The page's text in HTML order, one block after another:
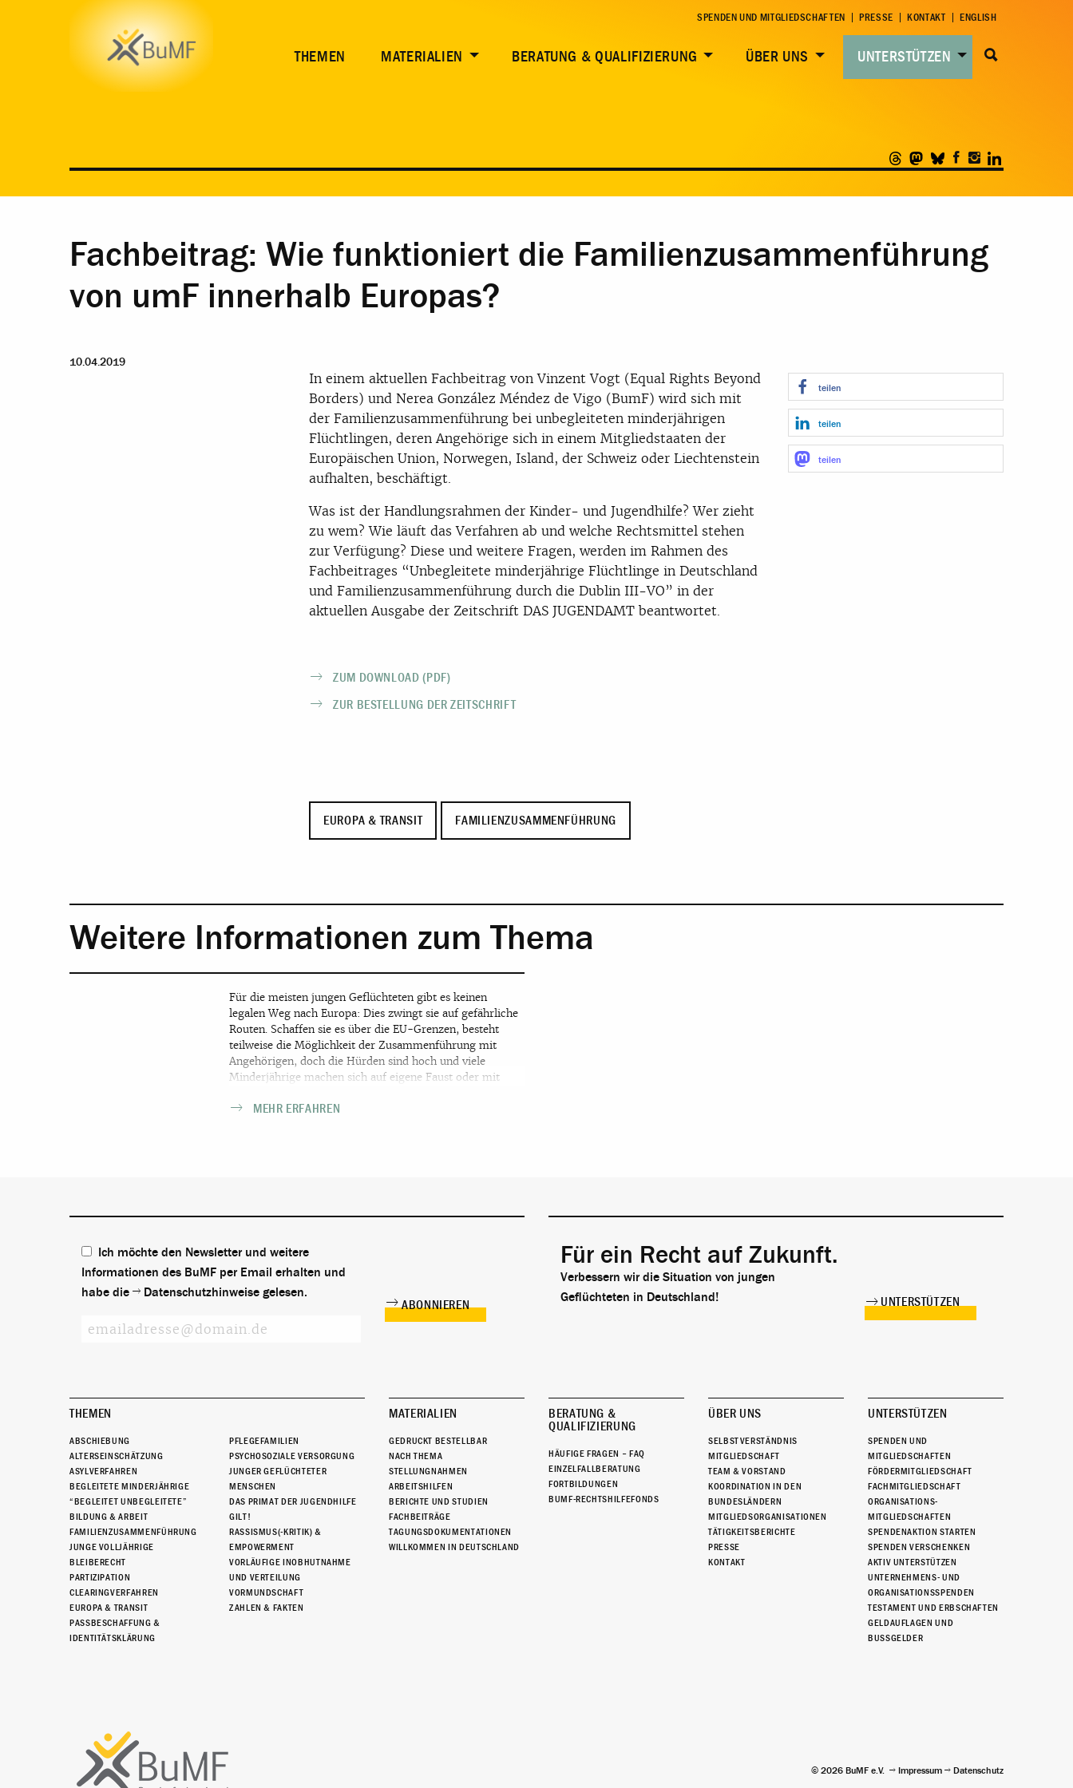
SPENDEN UND MITGLIEDSCHAFTEN PRESSE KONTAKT ENGLISH
THEMEN MATERIALIEN BERATUNG & QUALIFIZIERUNG ÜBER UNS UNTERSTÜTZEN
WEITERE INFORMATIONEN ZUM THEMA
Fachbeitrag: Wie funktioniert die Familienzusammenführung
von umF innerhalb Europas?
10.04.2019
In einem aktuellen Fachbeitrag von Vinzent Vogt (Equal Rights Beyond
Borders) und Nerea González Méndez de Vigo (BumF) wird sich mit
der Familienzusammenführung bei unbegleiteten minderjährigen
Flüchtlingen, deren Angehörige sich in einem Mitgliedstaaten der
Europäischen Union, Norwegen, Island, der Schweiz oder Liechtenstein
aufhalten, beschäftigt.
Was ist der Handlungsrahmen der Kinder- und Jugendhilfe? Wer zieht
zu wem? Wie läuft das Verfahren ab und welche Rechtsmittel stehen
zur Verfügung? Diese und weitere Fragen, werden im Rahmen des
Fachbeitrages “Unbegleitete minderjährige Flüchtlinge in Deutschland
und Familienzusammenführung durch die Dublin III-VO” in der
aktuellen Ausgabe der Zeitschrift DAS JUGENDAMT beantwortet.
ZUM DOWNLOAD (PDF)
ZUR BESTELLUNG DER ZEITSCHRIFT
EUROPA & TRANSIT FAMILIENZUSAMMENFÜHRUNG
teilen
teilen
teilen
Weitere Informationen zum Thema
Für die meisten jungen Geflüchteten gibt es keinen
legalen Weg nach Europa: Dies zwingt sie auf gefährliche
Routen. Schaffen sie es über die EU-Grenzen, besteht
teilweise die Möglichkeit der Zusammenführung mit
Angehörigen, doch die Hürden sind hoch und viele
Minderjährige machen sich auf eigene Faust oder mit
Gefahren wie Menschenhandel und Ausbeutung
MEHR ERFAHREN
Ich möchte den Newsletter und weitere
Informationen des BuMF per Email erhalten und
habe die
Datenschutzhinweise gelesen.
Für ein Recht auf Zukunft.
Verbessern wir die Situation von jungen
Geflüchteten in Deutschland!
UNTERSTÜTZEN
THEMEN
ABSCHIEBUNG
ALTERSEINSCHÄTZUNG
ASYLVERFAHREN
BEGLEITETE MINDERJÄHRIGE
“BEGLEITET UNBEGLEITETE”
BILDUNG & ARBEIT
FAMILIENZUSAMMENFÜHRUNG
JUNGE VOLLJÄHRIGE
BLEIBERECHT
PARTIZIPATION
CLEARINGVERFAHREN
EUROPA & TRANSIT
PASSBESCHAFFUNG &
IDENTITÄTSKLÄRUNG
PFLEGEFAMILIEN
PSYCHOSOZIALE VERSORGUNG
JUNGER GEFLÜCHTETER
MENSCHEN
DAS PRIMAT DER JUGENDHILFE
GILT!
RASSISMUS(-KRITIK) &
EMPOWERMENT
VORLÄUFIGE INOBHUTNAHME
UND VERTEILUNG
VORMUNDSCHAFT
ZAHLEN & FAKTEN
MATERIALIEN
GEDRUCKT BESTELLBAR
NACH THEMA
STELLUNGNAHMEN
ARBEITSHILFEN
BERICHTE UND STUDIEN
FACHBEITRÄGE
TAGUNGSDOKUMENTATIONEN
WILLKOMMEN IN DEUTSCHLAND
BERATUNG &
QUALIFIZIERUNG
HÄUFIGE FRAGEN – FAQ
EINZELFALLBERATUNG
FORTBILDUNGEN
BUMF-RECHTSHILFEFONDS
ÜBER UNS
SELBSTVERSTÄNDNIS
MITGLIEDSCHAFT
TEAM & VORSTAND
KOORDINATION IN DEN
BUNDESLÄNDERN
MITGLIEDSORGANISATIONEN
TÄTIGKEITSBERICHTE
PRESSE
KONTAKT
UNTERSTÜTZEN
SPENDEN UND
MITGLIEDSCHAFTEN
FÖRDERMITGLIEDSCHAFT
FACHMITGLIEDSCHAFT
ORGANISATIONS-
MITGLIEDSCHAFTEN
SPENDENAKTION STARTEN
SPENDEN VERSCHENKEN
AKTIV UNTERSTÜTZEN
UNTERNEHMENS- UND
ORGANISATIONSSPENDEN
TESTAMENT UND ERBSCHAFTEN
GELDAUFLAGEN UND
BUSSGELDER
© 2026 BuMF e.V. Impressum Datenschutz